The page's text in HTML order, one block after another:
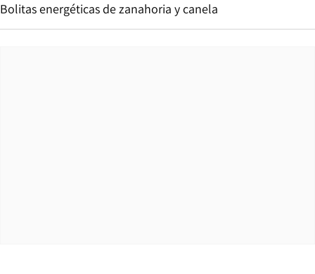
Bolitas energéticas de zanahoria y canela